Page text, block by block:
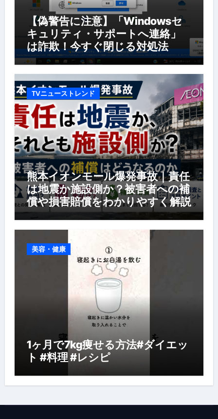
【偽警告に注意】「Windowsセ
キュリティ・サポートへ連絡」
は詐欺！今すぐ閉じる対処法
TVニューストレンド
熊本イオンモール爆発事故｜責任
は地震か施設側か？被害者への補
償や損害賠償をわかりやすく解説
美容・健康
1ヶ月で7kg痩せる方法#ダイエッ
ト #料理 #レシピ